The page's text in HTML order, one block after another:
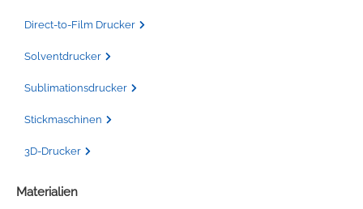
Direct-to-Film Drucker
Solventdrucker
Sublimationsdrucker
Stickmaschinen
3D-Drucker
Materialien